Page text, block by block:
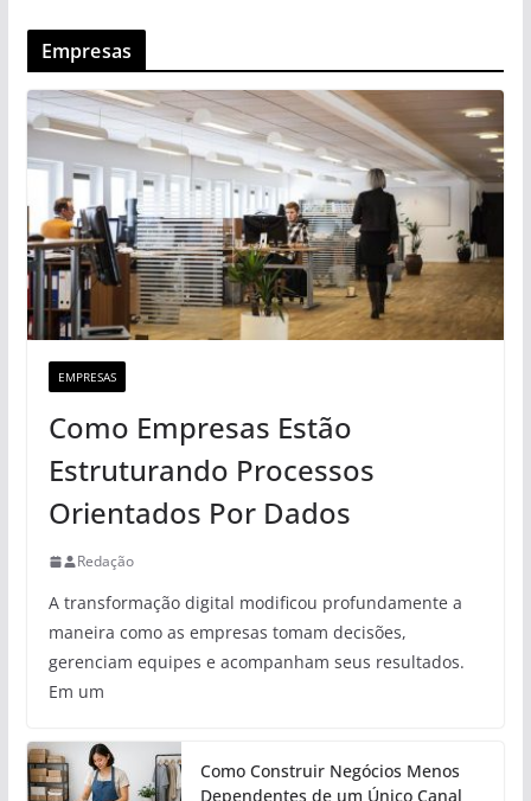
Empresas
EMPRESAS
Como Empresas Estão
Estruturando Processos
Orientados Por Dados
Redação
A transformação digital modificou profundamente a
maneira como as empresas tomam decisões,
gerenciam equipes e acompanham seus resultados.
Em um
Como Construir Negócios Menos
Dependentes de um Único Canal